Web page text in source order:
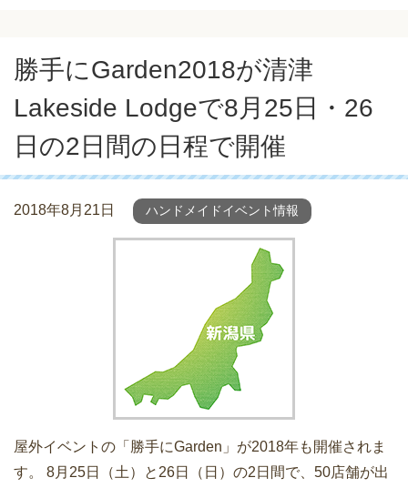
勝手にGarden2018が清津
Lakeside Lodgeで8月25日・26
日の2日間の日程で開催
2018年8月21日 ハンドメイドイベント情報
屋外イベントの「勝手にGarden」が2018年も開催されま
す。 8月25日（土）と26日（日）の2日間で、50店舗が出